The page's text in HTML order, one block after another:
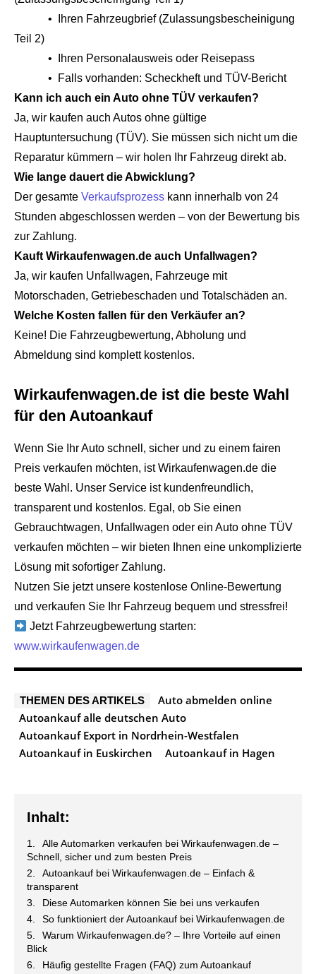
• Ihren Fahrzeugbrief (Zulassungsbescheinigung
Teil 2)
• Ihren Personalausweis oder Reisepass
• Falls vorhanden: Scheckheft und TÜV-Bericht
Kann ich auch ein Auto ohne TÜV verkaufen?
Ja, wir kaufen auch Autos ohne gültige
Hauptuntersuchung (TÜV). Sie müssen sich nicht um die
Reparatur kümmern – wir holen Ihr Fahrzeug direkt ab.
Wie lange dauert die Abwicklung?
Der gesamte Verkaufsprozess kann innerhalb von 24
Stunden abgeschlossen werden – von der Bewertung bis
zur Zahlung.
Kauft Wirkaufenwagen.de auch Unfallwagen?
Ja, wir kaufen Unfallwagen, Fahrzeuge mit
Motorschaden, Getriebeschaden und Totalschäden an.
Welche Kosten fallen für den Verkäufer an?
Keine! Die Fahrzeugbewertung, Abholung und
Abmeldung sind komplett kostenlos.
Wirkaufenwagen.de ist die beste Wahl
für den Autoankauf
Wenn Sie Ihr Auto schnell, sicher und zu einem fairen
Preis verkaufen möchten, ist Wirkaufenwagen.de die
beste Wahl. Unser Service ist kundenfreundlich,
transparent und kostenlos. Egal, ob Sie einen
Gebrauchtwagen, Unfallwagen oder ein Auto ohne TÜV
verkaufen möchten – wir bieten Ihnen eine unkomplizierte
Lösung mit sofortiger Zahlung.
Nutzen Sie jetzt unsere kostenlose Online-Bewertung
und verkaufen Sie Ihr Fahrzeug bequem und stressfrei!
Jetzt Fahrzeugbewertung starten:
www.wirkaufenwagen.de
THEMEN DES ARTIKELS
Auto abmelden online
Autoankauf alle deutschen Auto
Autoankauf Export in Nordrhein-Westfalen
Autoankauf in Euskirchen
Autoankauf in Hagen
Inhalt:
Alle Automarken verkaufen bei Wirkaufenwagen.de –
Schnell, sicher und zum besten Preis
Autoankauf bei Wirkaufenwagen.de – Einfach &
transparent
Diese Automarken können Sie bei uns verkaufen
So funktioniert der Autoankauf bei Wirkaufenwagen.de
Warum Wirkaufenwagen.de? – Ihre Vorteile auf einen
Blick
Häufig gestellte Fragen (FAQ) zum Autoankauf